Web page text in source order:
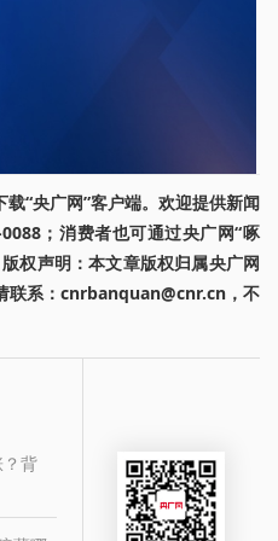
“央广网”客户端。欢迎提供新闻
；消费者也可通过央广网“啄
权声明：本文章版权归属央广网
联系：cnrbanquan@cnr.cn，不
背